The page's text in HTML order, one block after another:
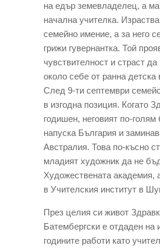
на едър земевладелец, а
начална учителка.
семейно имение, а за него
грижи гувернантка. Той
чувствителност и страст
около себе от ранна детска
След 9-ти септември
в изгодна позиция. Когато
годишен, неговият по-голям
напуска България и
Австралия. Това по-късно
младият художник да не
Художествената академия,
в Учителския институт в
През целия си живот З
Батембергски е отдаден на
годините работи като